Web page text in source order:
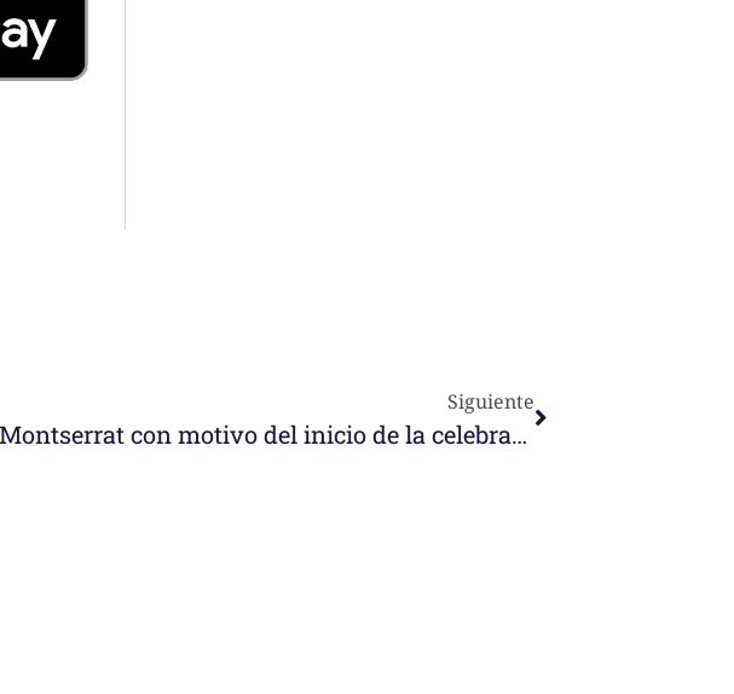
Siguiente
Circular de M. Montserrat con motivo del inicio de la celebración de 150 años